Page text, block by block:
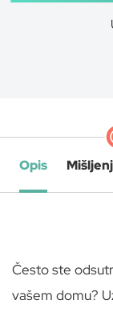
Opis
Često ste
vašem domu?